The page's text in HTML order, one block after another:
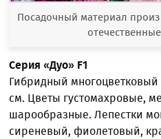
Посадочный материал
Серия «Дуо» F1
Гибридный многоцветковый
см. Цветы густомахровые,
шарообразные. Лепестки
сиреневый, фиолетовый,